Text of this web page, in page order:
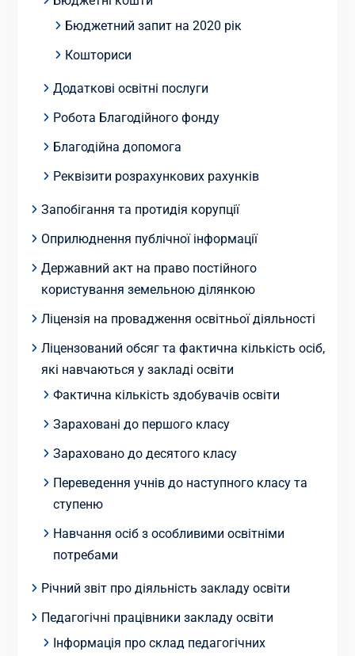
Бюджетний запит на 2020 рік
Кошториси
Додаткові освітні послуги
Робота Благодійного фонду
Благодійна допомога
Реквізити розрахункових рахунків
Запобігання та протидія корупції
Оприлюднення публічної інформації
Державний акт на право постійного
користування земельною ділянкою
Ліцензія на провадження освітньої діяльності
Ліцензований обсяг та фактична кількість осіб,
які навчаються у закладі освіти
Фактична кількість здобувачів освіти
Зараховані до першого класу
Зараховано до десятого класу
Переведення учнів до наступного класу та
ступеню
Навчання осіб з особливими освітніми
потребами
Річний звіт про діяльність закладу освіти
Педагогічні працівники закладу освіти
Інформація про склад педагогічних